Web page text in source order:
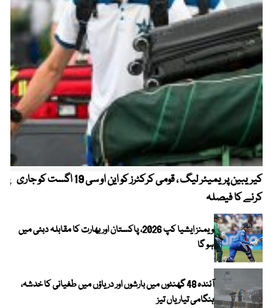
کیریبین پریمیئر لیگ ، قومی کرکٹرز کو این او سی 19 اگست کو جاری
کرنے کا فیصلہ
ویمنز ایشیا کپ 2026، پاکستان اور بھارت کا مقابلہ دبئی میں
ہو گا
آئندہ 48 گھنٹوں میں بارشوں اور دریاؤں میں طغیانی کا خدشہ،
ہنگامی تیاریاں تیز